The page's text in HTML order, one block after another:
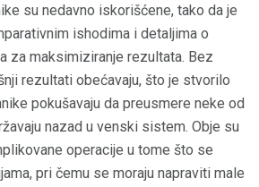
su nedavno iskorišćene, tako da je
ishodima i detaljima o
za maksimiziranje rezultata. Bez
rezultati obećavaju, što je stvorilo
pokušavaju da preusmere neke od
nazad u venski sistem. Obje su
operacije u tome što se
pri čemu se moraju napraviti male